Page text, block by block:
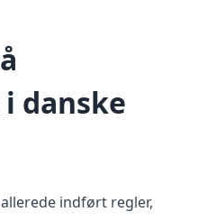
danske
indført regler,